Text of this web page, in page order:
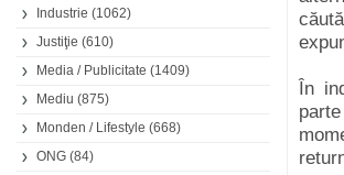
Industrie (1062)
Justiţie (610)
Media / Publicitate (1409)
Mediu (875)
Monden / Lifestyle (668)
ONG (84)
În